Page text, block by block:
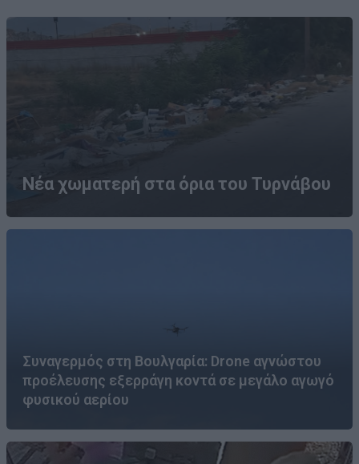
Νέα χωματερή στα όρια του Τυρνάβου
Συναγερμός στη Βουλγαρία: Drone αγνώστου
προέλευσης εξερράγη κοντά σε μεγάλο αγωγό
φυσικού αερίου